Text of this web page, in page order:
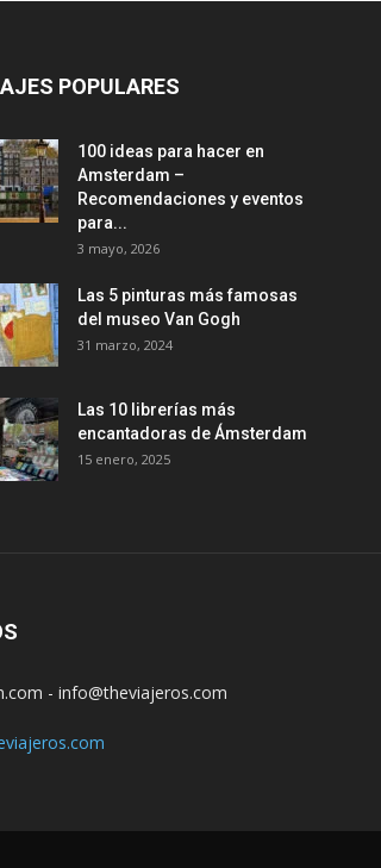
POPULARES
100 ideas para hacer en
Amsterdam –
Recomendaciones y eventos
para...
3 mayo, 2026
Las 5 pinturas más famosas
del museo Van Gogh
31 marzo, 2024
Las 10 librerías más
encantadoras de Ámsterdam
15 enero, 2025
- info@theviajeros.com